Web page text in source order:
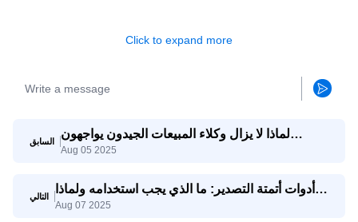
Click to expand more
السابق
لماذا لا يزال وكلاء المبيعات الجيدون يواجهون
صعوبات؟ وكيف يساعدهم وكيل SaleAI على تحقيق
Aug 05 2025
التالي
أدوات أتمتة التصدير: ما الذي يجب استخدامه ولماذا
يجمعها SaleAI
Aug 07 2025